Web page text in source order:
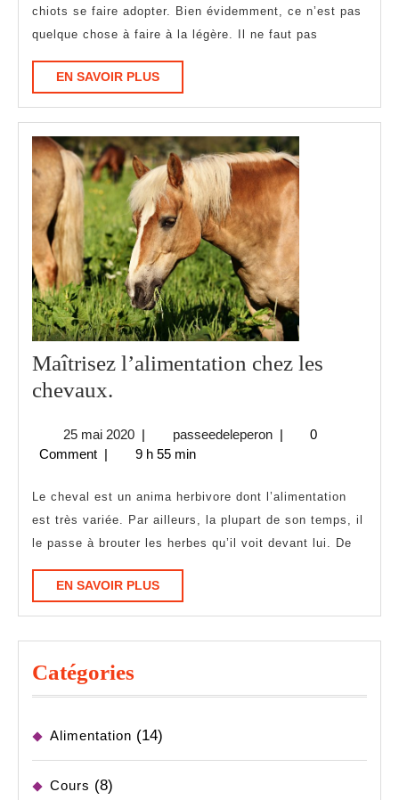
avons
un
la
maison
?
chiots se faire adopter. Bien évidemment, ce n’est pas
quelque chose à faire à la légère. Il ne faut pas
EN SAVOIR PLUSEN
SAVOIR
Maîtrisez l’alimentation chez les
chevaux.
chez
chevaux.
25 mai 202025
mai
| passeedeleperonpasseedeleperon
|
0
Comment | 9 h 55 min
Le cheval est un anima herbivore dont l’alimentation
est très variée. Par ailleurs, la plupart de son temps, il
le passe à brouter les herbes qu’il voit devant lui. De
EN SAVOIR PLUSEN
SAVOIR
Catégories
Alimentation (14)
Cours (8)